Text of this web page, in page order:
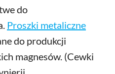
do
Proszki metaliczne
do produkcji
magnesów. (Cewki